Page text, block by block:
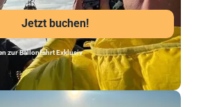
Jetzt buchen!
zur Ballonfahrt Exklusiv